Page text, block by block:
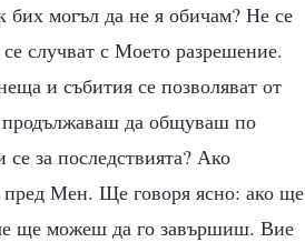
бих могъл да не я обичам? Не се
случват с Моето разрешение.
и събития се позволяват от
да общуваш по
за последствията? Ако
пред Мен. Ще говоря ясно: ако ще
ще можеш да го завършиш. Вие